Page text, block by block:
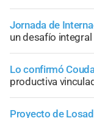
Jornada de
un desafío integral
Lo confirmó
productiva
Proyecto de